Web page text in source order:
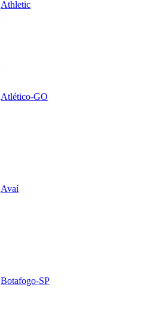
Athletic
Atlético-GO
Avaí
Botafogo-SP